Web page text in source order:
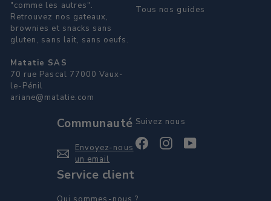
"comme les autres".
Retrouvez nos gateaux,
brownies et snacks sans
gluten, sans lait, sans oeufs.
Matatie SAS
70 rue Pascal 77000 Vaux-
le-Pénil
ariane@matatie.com
Tous nos guides
Communauté
Envoyez-nous
un email
Suivez nous
FacebookInstagram
Service client